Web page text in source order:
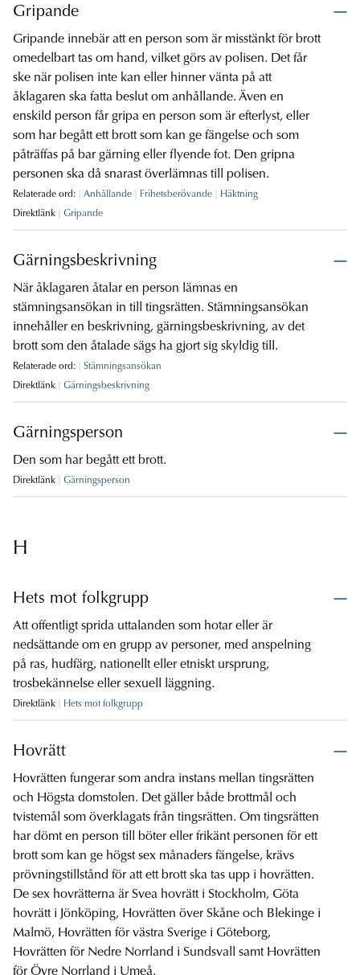
Gripande
Gripande innebär att en person som är misstänkt för brott
omedelbart tas om hand, vilket görs av polisen. Det får
ske när polisen inte kan eller hinner vänta på att
åklagaren ska fatta beslut om anhållande. Även en
enskild person får gripa en person som är efterlyst, eller
som har begått ett brott som kan ge fängelse och som
påträffas på bar gärning eller flyende fot. Den gripna
personen ska då snarast överlämnas till polisen.
Relaterade ord: Anhållande Frihetsberövande
Häktning
Direktlänk
Gripande
Gärningsbeskrivning
När åklagaren åtalar en person lämnas en
stämningsansökan in till tingsrätten. Stämningsansökan
innehåller en beskrivning, gärningsbeskrivning, av det
brott som den åtalade sägs ha gjort sig skyldig till.
Relaterade ord:
Stämningsansökan
Direktlänk
Gärningsbeskrivning
Gärningsperson
Den som har begått ett brott.
Direktlänk Gärningsperson
H
Hets mot folkgrupp
Att offentligt sprida uttalanden som hotar eller är
nedsättande om en grupp av personer, med anspelning
på ras, hudfärg, nationellt eller etniskt ursprung,
trosbekännelse eller sexuell läggning.
Direktlänk Hets mot folkgrupp
Hovrätt
Hovrätten fungerar som andra instans mellan tingsrätten
och Högsta domstolen. Det gäller både brottmål och
tvistemål som överklagats från tingsrätten. Om tingsrätten
har dömt en person till böter eller frikänt personen för ett
brott som kan ge högst sex månaders fängelse, krävs
prövningstillstånd för att ett brott ska tas upp i hovrätten.
De sex hovrätterna är Svea hovrätt i Stockholm, Göta
hovrätt i Jönköping, Hovrätten över Skåne och Blekinge i
Malmö, Hovrätten för västra Sverige i Göteborg,
Hovrätten för Nedre Norrland i Sundsvall samt Hovrätten
för Övre Norrland i Umeå.